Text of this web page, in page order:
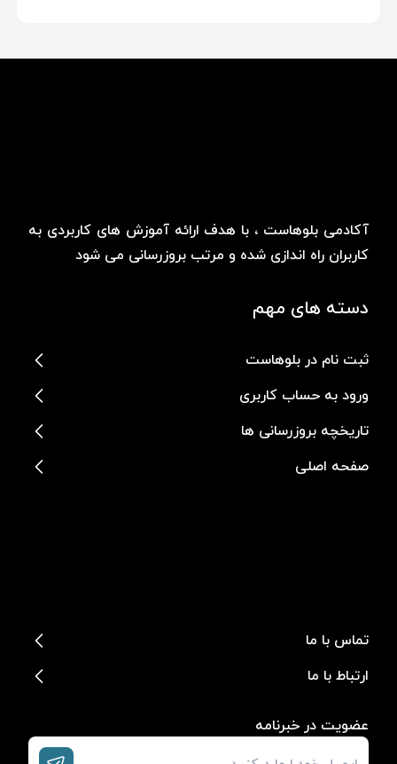
آکادمی بلوهاست ، با هدف ارائه آموزش های کاربردی به
کاربران راه اندازی شده و مرتب بروزرسانی می شود
دسته های مهم
ثبت نام در بلوهاست
ورود به حساب کاربری
تاریخچه بروزرسانی ها
صفحه اصلی
تماس با ما
ارتباط با ما
عضویت در خبرنامه